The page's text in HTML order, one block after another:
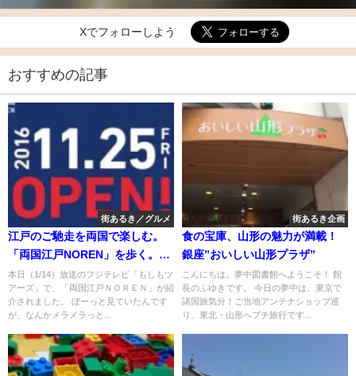
Xでフォローしよう
おすすめの記事
街あるき／グルメ
江戸のご馳走を両国で楽しむ。
「両国江戸NOREN」を歩く。
Remastered！
本日（1/14）放送のフジテレビ「もしもツ
アーズ」で、「両国江戸ＮＯＲＥＮ」が紹
介されました。 ぼーっと見ていたんです
が、なんかメラメラっと...
街あるき企画
食の宝庫、山形の魅力が満載！
銀座”おいしい山形プラザ”
こんにちは。夢中図書館へようこそ！ 館
長のふゆきです。 今日の夢中は、東京で
諸国旅気分！ご当地アンテナショップ巡
り、東北・山形へプチ旅行です...